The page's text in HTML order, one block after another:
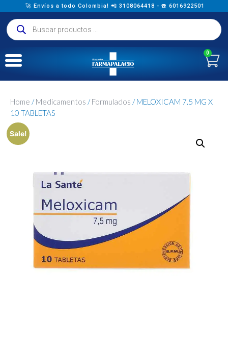
🚀 Envíos a todo Colombia! 📲 3108064418 - ☎️ 6016922501
0
Home /Medicamentos /Formulados / MELOXICAM 7.5 MG X
10 TABLETAS
Sale!